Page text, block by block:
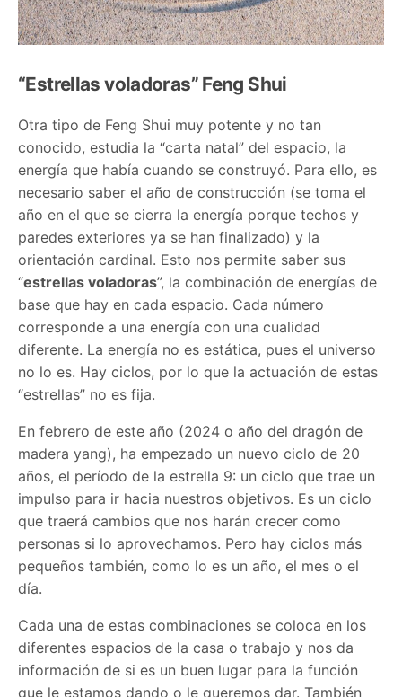
“Estrellas voladoras” Feng Shui
Otra tipo de Feng Shui muy potente y no tan
conocido, estudia la “carta natal” del espacio, la
energía que había cuando se construyó. Para ello, es
necesario saber el año de construcción (se toma el
año en el que se cierra la energía porque techos y
paredes exteriores ya se han finalizado) y la
orientación cardinal. Esto nos permite saber sus
“estrellas voladoras”, la combinación de energías de
base que hay en cada espacio. Cada número
corresponde a una energía con una cualidad
diferente. La energía no es estática, pues el universo
no lo es. Hay ciclos, por lo que la actuación de estas
“estrellas” no es fija.
En febrero de este año (2024 o año del dragón de
madera yang), ha empezado un nuevo ciclo de 20
años, el período de la estrella 9: un ciclo que trae un
impulso para ir hacia nuestros objetivos. Es un ciclo
que traerá cambios que nos harán crecer como
personas si lo aprovechamos. Pero hay ciclos más
pequeños también, como lo es un año, el mes o el
día.
Cada una de estas combinaciones se coloca en los
diferentes espacios de la casa o trabajo y nos da
información de si es un buen lugar para la función
que le estamos dando o le queremos dar. También